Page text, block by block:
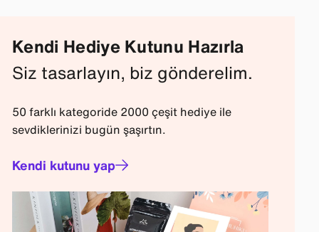
Kendi Hediye Kutunu Hazırla
Siz tasarlayın, biz gönderelim.
50 farklı kategoride 2000 çeşit hediye ile
sevdiklerinizi bugün şaşırtın.
Kendi kutunu yap